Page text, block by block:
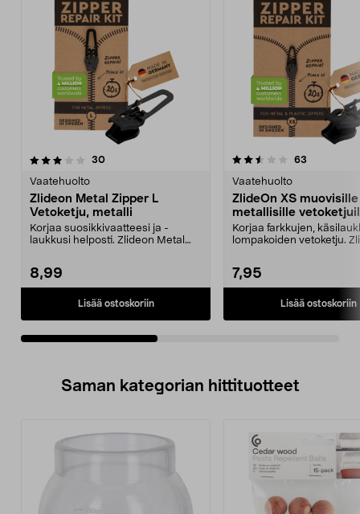
30arvostelut
Vaatehuolto
Zlideon Metal Zipper L
Vetoketju, metalli
Korjaa suosikkivaatteesi ja -
laukkusi helposti. Zlideon Metal
8,99
Lisää ostoskoriin
2.5viidestä
63
Vaatehuolto
ZlideOn XS
metallisille
Korjaa farkkujen,
lompakoiden vetoketju.
7,95
Lisää ostoskoriin
3.5viidestä
Saman kategorian hittituotteet